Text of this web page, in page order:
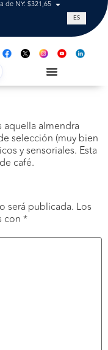
de NY: $321,65 Tasa de
ES
aquella almendra
selección (muy bien
y sensoriales. Esta
café.
será publicada. Los
con *